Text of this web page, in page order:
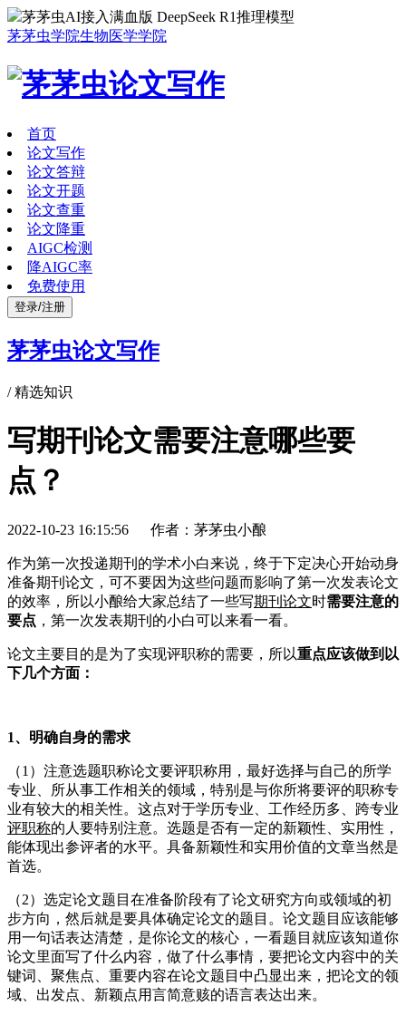
茅茅虫AI接入满血版 DeepSeek R1推理模型
茅茅虫学院生物医学学院
首页
论文写作
论文答辩
论文开题
论文查重
论文降重
AIGC检测
降AIGC率
免费使用
登录/注册
茅茅虫论文写作
/精选知识
写期刊论文需要注意哪些要
点？
2022-10-23 16:15:56 作者：茅茅虫小酿
作为第一次投递期刊的学术小白来说，终于下定决心开始动身
准备期刊论文，可不要因为这些问题而影响了第一次发表论文
的效率，所以小酿给大家总结了一些写期刊论文时需要注意的
要点 ，第一次发表期刊的小白可以来看一看。
论文主要目的是为了实现评职称的需要，所以重点应该做到以
下几个方面：
1、明确自身的需求
（1）注意选题职称论文要评职称用，最好选择与自己的所学
专业、所从事工作相关的领域，特别是与你所将要评的职称专
业有较大的相关性。这点对于学历专业、工作经历多、跨专业
评职称的人要特别注意。选题是否有一定的新颖性、实用性，
能体现出参评者的水平。具备新颖性和实用价值的文章当然是
首选。
（2）选定论文题目在准备阶段有了论文研究方向或领域的初
步方向，然后就是要具体确定论文的题目。论文题目应该能够
用一句话表达清楚，是你论文的核心，一看题目就应该知道你
论文里面写了什么内容，做了什么事情，要把论文内容中的关
键词、聚焦点、重要内容在论文题目中凸显出来，把论文的领
域、出发点、新颖点用言简意赅的语言表达出来。